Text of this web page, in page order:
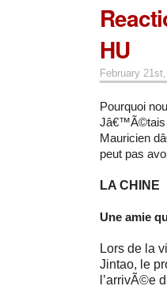
HU
February
Pourquoi
Jâ€™Ã©tais
Mauricien
peut pas
LA CHINE
Une amie
Lors de la
Jintao, le
l’arrivÃ©e